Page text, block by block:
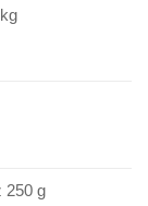
250 g